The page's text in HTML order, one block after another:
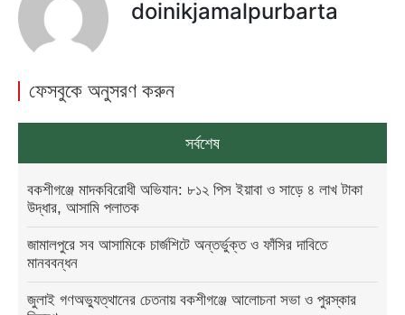
doinikjamalpurbarta
ফেসবুকে অনুসরণ করুন
সর্বশেষ
বকশীগঞ্জে মাদকবিরোধী অভিযান: ৮১২ পিস ইয়াবা ও সাড়ে ৪ লাখ টাকা
উদ্ধার, আসামি পলাতক
জামালপুরে সব আসামিকে চার্জশিটে অন্তর্ভুক্ত ও ফাঁসির দাবিতে
মানববন্ধন
জুলাই গণঅভ্যুত্থানের চেতনায় বকশীগঞ্জে আলোচনা সভা ও পুরস্কার